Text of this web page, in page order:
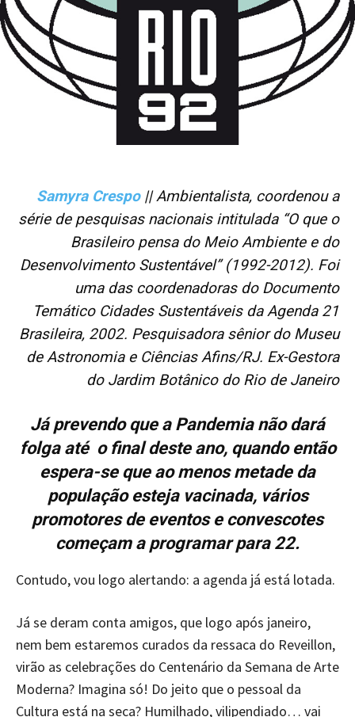
Samyra Crespo|| Ambientalista, coordenou a
série de pesquisas nacionais intitulada “O que o
Brasileiro pensa do Meio Ambiente e do
Desenvolvimento Sustentável” (1992-2012). Foi
uma das coordenadoras do Documento
Temático Cidades Sustentáveis da Agenda 21
Brasileira, 2002. Pesquisadora sênior do Museu
de Astronomia e Ciências Afins/RJ. Ex-Gestora
do Jardim Botânico do Rio de Janeiro
Já prevendo que a Pandemia não dará
folga até o final deste ano, quando então
espera-se que ao menos metade da
população esteja vacinada, vários
promotores de eventos e convescotes
começam a programar para 22.
Contudo, vou logo alertando: a agenda já está lotada.
Já se deram conta amigos, que logo após janeiro,
nem bem estaremos curados da ressaca do Reveillon,
virão as celebrações do Centenário da Semana de Arte
Moderna? Imagina só! Do jeito que o pessoal da
Cultura está na seca? Humilhado, vilipendiado… vai